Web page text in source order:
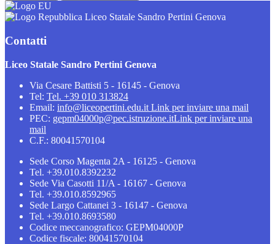
Liceo Statale Sandro Pertini Genova
Contatti
Liceo Statale Sandro Pertini Genova
Via Cesare Battisti 5 - 16145 - Genova
Tel: Tel. +39 010 313824
Email: info@liceopertini.edu.it Link per inviare una mail
PEC: gepm04000p@pec.istruzione.itLink per inviare una
mail
C.F.: 80041570104
Sede Corso Magenta 2A - 16125 - Genova
Tel. +39.010.8392232
Sede Via Casotti 11/A - 16167 - Genova
Tel. +39.010.8592965
Sede Largo Cattanei 3 - 16147 - Genova
Tel. +39.010.8693580
Codice meccanografico: GEPM04000P
Codice fiscale: 80041570104